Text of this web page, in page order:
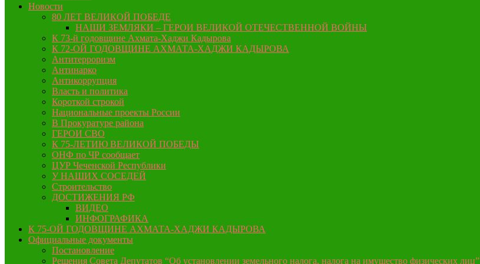
Новости
80 ЛЕТ ВЕЛИКОЙ ПОБЕДЕ
НАШИ ЗЕМЛЯКИ – ГЕРОИ ВЕЛИКОЙ ОТЕЧЕСТВЕННОЙ ВОЙНЫ
К 73-й годовщине Ахмата-Хаджи Кадырова
К 72-ОЙ ГОДОВЩИНЕ АХМАТА-ХАДЖИ КАДЫРОВА
Антитерроризм
Антинарко
Антикоррупция
Власть и политика
Короткой строкой
Национальные проекты России
В Прокуратуре района
ГЕРОИ СВО
К 75-ЛЕТИЮ ВЕЛИКОЙ ПОБЕДЫ
ОНФ по ЧР сообщает
ЦУР Чеченской Республики
У НАШИХ СОСЕДЕЙ
Строительство
ДОСТИЖЕНИЯ РФ
ВИДЕО
ИНФОГРАФИКА
К 75-ОЙ ГОДОВЩИНЕ АХМАТА-ХАДЖИ КАДЫРОВА
Официальные документы
Постановление
Решения Совета Депутатов “Об установлении земельного налога, налога на имущество физических лиц”